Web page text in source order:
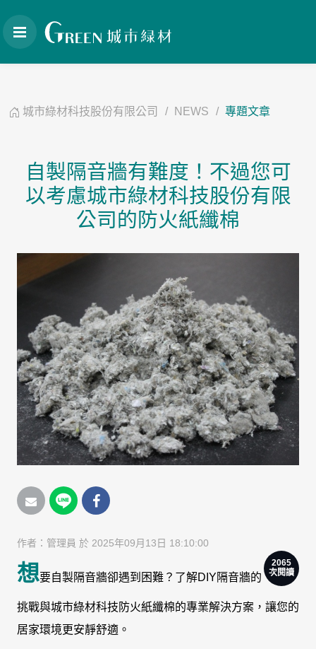
城市綠材科技股份有限公司 NEWS 專題文章
自製隔音牆有難度！不過您可
以考慮城市綠材科技股份有限
公司的防火紙纖棉
作者： 管理員 於 2025年09月13日 18:10:00
2065
次閱讀
想要自製隔音牆卻遇到困難？了解DIY隔音牆的
挑戰與城市綠材科技防火紙纖棉的專業解決方案，讓您的
居家環境更安靜舒適。